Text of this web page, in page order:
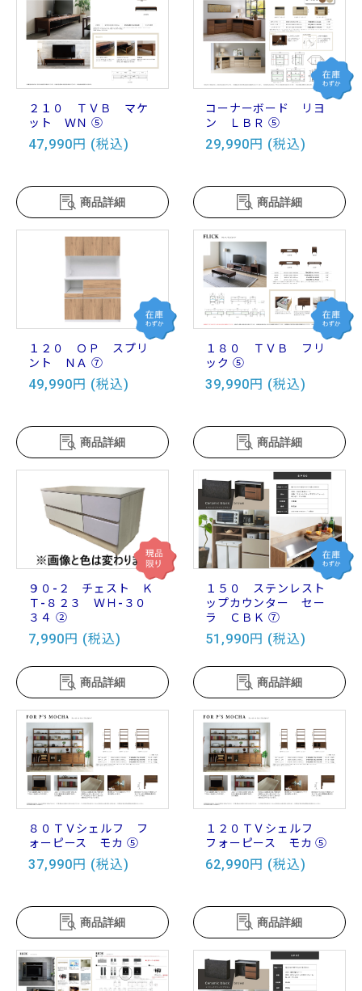
２１０ ＴＶＢ マケ
ット ＷＮ ⑤
47,990円 (税込)
商品詳細
コーナーボード リヨ
ン ＬＢＲ ⑤
29,990円 (税込)
商品詳細
１２０ ＯＰ スプリ
ント ＮＡ ⑦
49,990円 (税込)
商品詳細
１８０ ＴＶＢ フリ
ック ⑤
39,990円 (税込)
商品詳細
９０-２ チェスト Ｋ
Ｔ-８２３ ＷＨ-３０
３４ ②
7,990円 (税込)
商品詳細
１５０ ステンレスト
ップカウンター セー
ラ ＣＢＫ ⑦
51,990円 (税込)
商品詳細
８０ＴＶシェルフ フ
ォーピース モカ ⑤
37,990円 (税込)
商品詳細
１２０ＴＶシェルフ
フォーピース モカ ⑤
62,990円 (税込)
商品詳細